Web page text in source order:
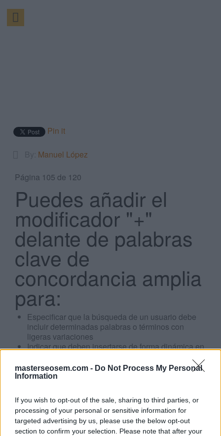
masterseosem.com - Do Not Process My Personal
Information
If you wish to opt-out of the sale, sharing to third parties, or
processing of your personal or sensitive information for
targeted advertising by us, please use the below opt-out
section to confirm your selection. Please note that after your
Search
Pin it
Manuel López
Página 105 de 120
Puedes añadir el
modificador "+"
delante de palabras
clave de
concordancia amplia
para:
Especificar que la búsqueda de un usuario debe
incluir determinadas palabras o términos con
ligeras variaciones
Indicar que deben insertarse de forma dinámica en
Sustituir una palabra clave negativa por una
positiva
palabras y a términos con ligeras variaciones
Click aquí para ver la respuesta